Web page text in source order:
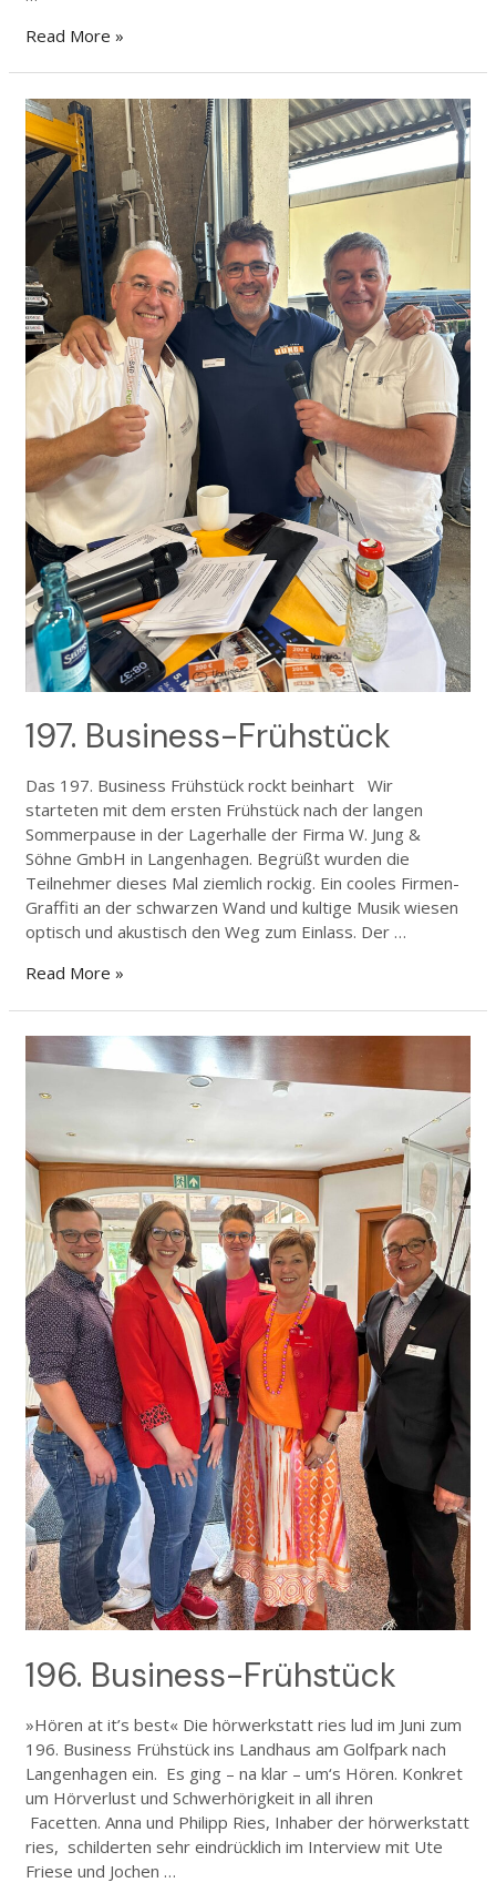
Read More »
197. Business-Frühstück
Das 197. Business Frühstück rockt beinhart Wir
starteten mit dem ersten Frühstück nach der langen
Sommerpause in der Lagerhalle der Firma W. Jung &
Söhne GmbH in Langenhagen. Begrüßt wurden die
Teilnehmer dieses Mal ziemlich rockig. Ein cooles Firmen-
Graffiti an der schwarzen Wand und kultige Musik wiesen
optisch und akustisch den Weg zum Einlass. Der …
Read More »
196. Business-Frühstück
»Hören at it’s best« Die hörwerkstatt ries lud im Juni zum
196. Business Frühstück ins Landhaus am Golfpark nach
Langenhagen ein. Es ging – na klar – um‘s Hören. Konkret
um Hörverlust und Schwerhörigkeit in all ihren
Facetten. Anna und Philipp Ries, Inhaber der hörwerkstatt
ries, schilderten sehr eindrücklich im Interview mit Ute
Friese und Jochen …